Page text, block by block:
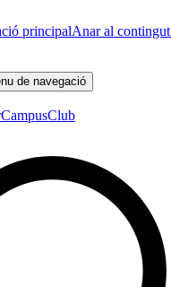
principalAnar al contingut
de navegació
Club